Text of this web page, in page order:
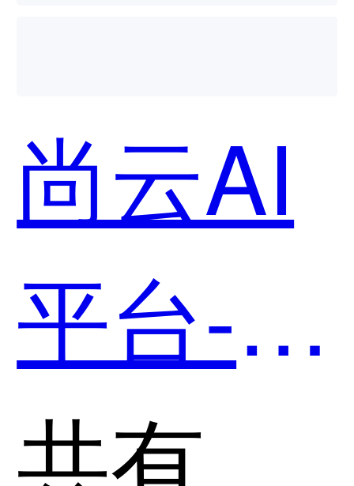
尚云AI
平台-人
脸识别
共有分类：人脸识别